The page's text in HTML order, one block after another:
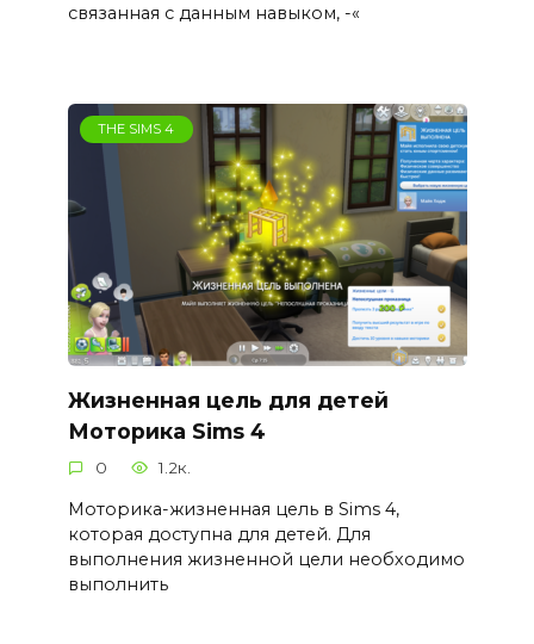
связанная с данным навыком, -«
THE SIMS 4
Жизненная цель для детей
Моторика Sims 4
0 1.2к.
Моторика-жизненная цель в Sims 4,
которая доступна для детей. Для
выполнения жизненной цели необходимо
выполнить